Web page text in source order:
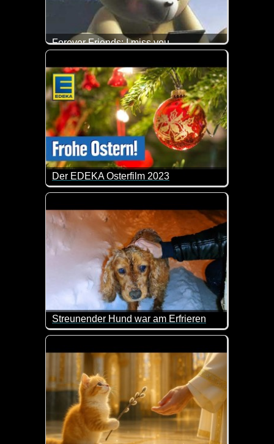
Forever Friends: I miss you
Der EDEKA Osterfilm 2023
Frohe Weihnachten oder doch frohe Ostern? Das
Streunender Hund war am Erfrieren
Sie sah den armen Hund, als sie zum